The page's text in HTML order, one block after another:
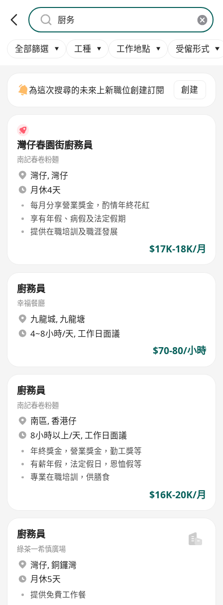
全部篩選 工種 工作地點 受僱形式
為這次搜尋的未來上新職位創建訂閱 創建
灣仔春園街廚務員
南記春卷粉麵
灣仔, 灣仔
月休4天
每月分享營業獎金，酌情年終花紅
享有年假、病假及法定假期
提供在職培訓及職涯發展
$17K-18K/月
廚務員
幸福餐廳
九龍城, 九龍塘
4~8小時/天, 工作日面議
$70-80/小時
廚務員
南記春卷粉麵
南區, 香港仔
8小時以上/天, 工作日面議
年終獎金，營業獎金，勤工獎等
有薪年假，法定假日，恩恤假等
專業在職培訓，供膳食
$16K-20K/月
廚務員
綠茶一希慎廣場
灣仔, 銅鑼灣
月休5天
提供免費工作餐